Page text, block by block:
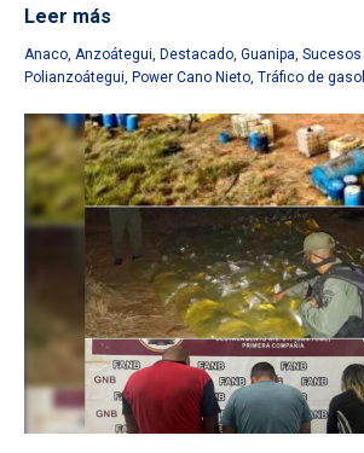
Leer más
Anaco, Anzoátegui, Destacado, Guanipa, Sucesos
Polianzoátegui, Power Cano Nieto, Tráfico de